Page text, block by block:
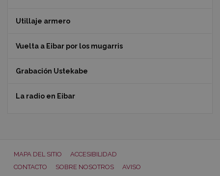
Utillaje armero
Vuelta a Eibar por los mugarris
Grabación Ustekabe
La radio en Eibar
MAPA DEL SITIO
ACCESIBILIDAD
CONTACTO
SOBRE NOSOTROS AVISO